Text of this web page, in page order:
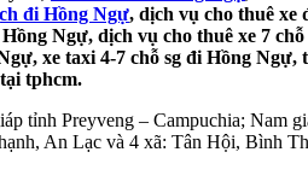
đi Hồng Ngự, dịch vụ cho thuê xe
Ngự, dịch vụ cho thuê xe 7
xe taxi 4-7 chỗ sg đi Hồng
tphcm.
tỉnh Preyveng – Campuchia;
An Lạc và 4 xã: Tân Hội, Bình